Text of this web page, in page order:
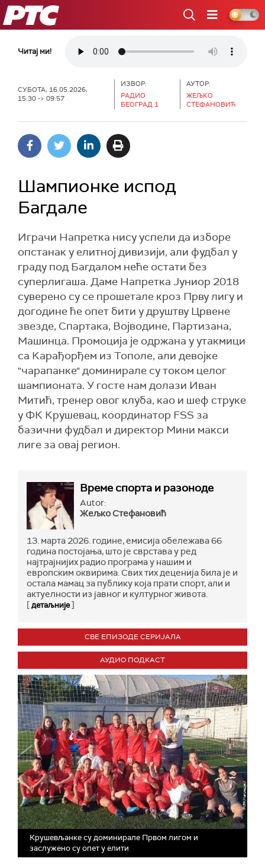
РТС
Читај ми!
СУБОТА, 16.05.2026,
15:30 -> 09:57
ИЗВОР:
РАДИО
БЕОГРАД 1
АУТОР:
ЖЕЉКО
СТЕФАНОВИЋ
Шампионке испод
Багдале
Играчи Напретка нису успели да изборе
опстанак у елитној дивизији, али фудбал у
граду под Багдалом неће остати без
суперлигаша. Даме Напретка Јуниор 2018
суверено су се прошетале кроз Прву лигу и
догодине ће опет бити у друштву Црвене
звезде, Спартака, Војводине, Партизана,
Машинца. Промоција је одржана у утакмици
са Карађорђем из Тополе, али девојке
"чарапанке" доминирале су током целог
шампионата. У госте нам долази Иван
Митић, тренер овог клуба, као и шеф струке
у ФК Крушевац, координатор FSS за
базични фудбал и директор Мини макси
лиге за овај регион.
Време спорта и разоноде
Autor:
Жељко Стефановић
13. марта 2026. године, емисија обележава 66
година постојања, што је сврстава у ред
најтрајнијих радио програма у нашим и
европским оквирима. Свих тих деценија била је и
остала мамац за публику која прати спорт, али и
актуелности из јавног и културног живота.
[детаљније]
СВЕ ЕПИЗОДЕ СЕРИЈАЛА
АУДИО ПОДКАСТ
Крушевљанке су доминирале Првом лигом и
заслужено су опет у елити